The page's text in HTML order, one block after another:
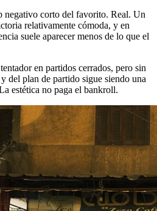
negativo corto del favorito. Real. Un
relativamente cómoda, y en
suele aparecer menos de lo que el
en partidos cerrados, pero sin
del plan de partido sigue siendo una
estética no paga el bankroll.